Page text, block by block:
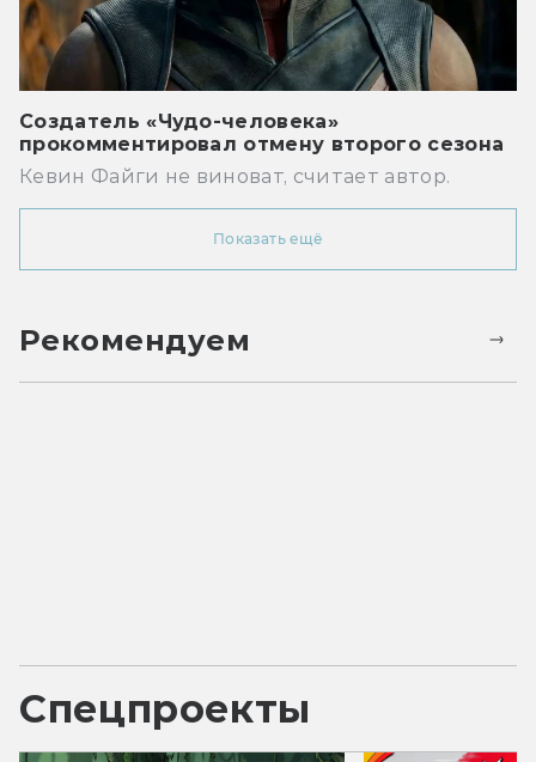
Создатель «Чудо-человека»
прокомментировал отмену второго сезона
Кевин Файги не виноват, считает автор.
Показать ещё
Рекомендуем
Спецпроекты